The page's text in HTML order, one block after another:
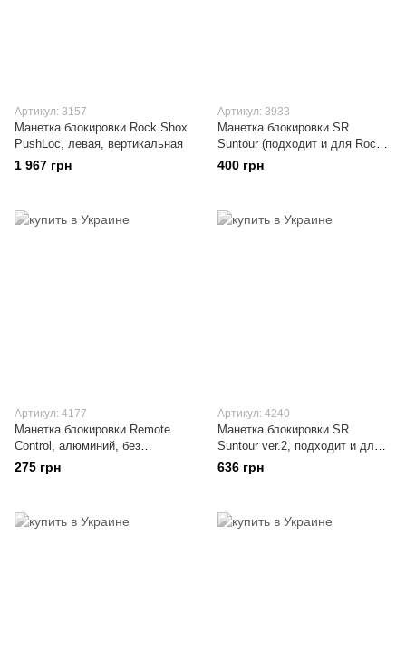
Артикул: 3157
Манетка блокировки Rock Shox
PushLoc, левая, вертикальная
1 967 грн
Артикул: 3933
Манетка блокировки SR
Suntour (подходит и для Rock
Shox), с тросиком
400 грн
Артикул: 4177
Манетка блокировки Remote
Control, алюминий, без
тросика, совместимо с Rock
275 грн
Артикул: 4240
Манетка блокировки SR
Suntour ver.2, подходит и для
Rock Shox, с тросиком
636 грн